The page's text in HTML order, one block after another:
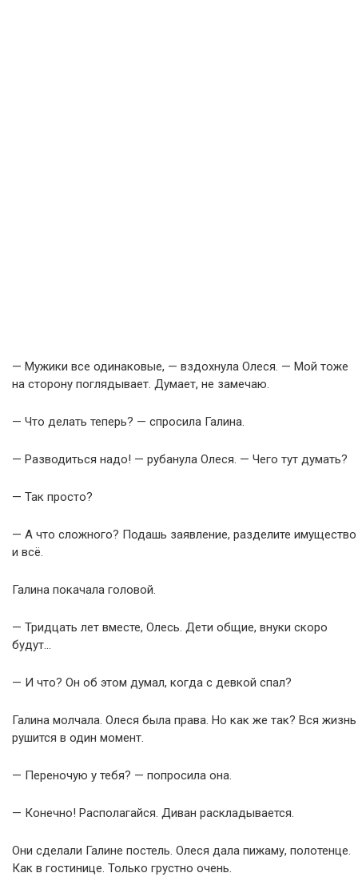
— Мужики все одинаковые, — вздохнула Олеся. — Мой тоже
на сторону поглядывает. Думает, не замечаю.
— Что делать теперь? — спросила Галина.
— Разводиться надо! — рубанула Олеся. — Чего тут думать?
— Так просто?
— А что сложного? Подашь заявление, разделите имущество
и всё.
Галина покачала головой.
— Тридцать лет вместе, Олесь. Дети общие, внуки скоро
будут…
— И что? Он об этом думал, когда с девкой спал?
Галина молчала. Олеся была права. Но как же так? Вся жизнь
рушится в один момент.
— Переночую у тебя? — попросила она.
— Конечно! Располагайся. Диван раскладывается.
Они сделали Галине постель. Олеся дала пижаму, полотенце.
Как в гостинице. Только грустно очень.